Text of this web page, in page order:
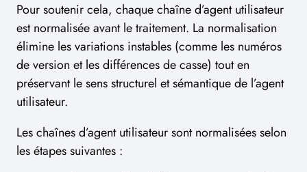
Pour soutenir cela, chaque chaîne d’agent utilisateur
est normalisée avant le traitement. La normalisation
élimine les variations instables (comme les numéros
de version et les différences de casse) tout en
préservant le sens structurel et sémantique de l’agent
utilisateur.
Les chaînes d’agent utilisateur sont normalisées selon
les étapes suivantes :